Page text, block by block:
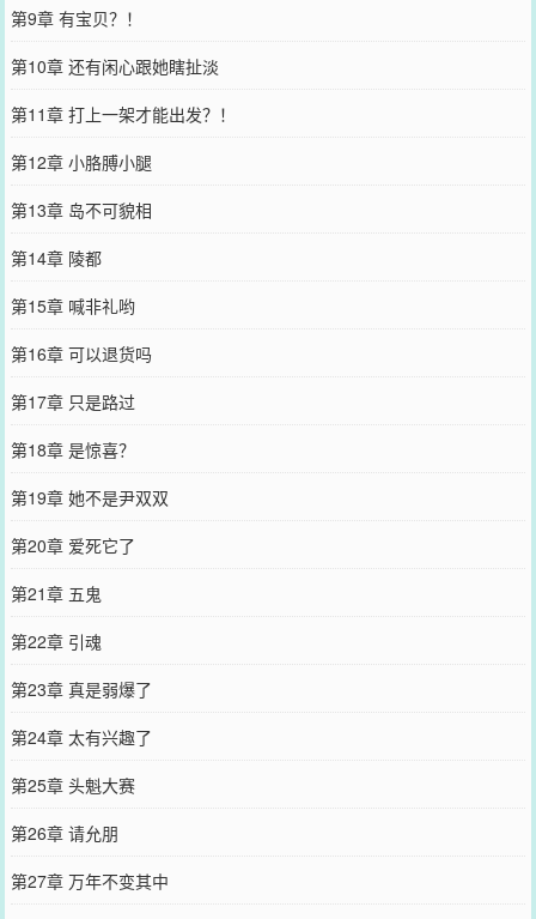
第9章 有宝贝？！
第10章 还有闲心跟她瞎扯淡
第11章 打上一架才能出发？！
第12章 小胳膊小腿
第13章 岛不可貌相
第14章 陵都
第15章 喊非礼哟
第16章 可以退货吗
第17章 只是路过
第18章 是惊喜？
第19章 她不是尹双双
第20章 爱死它了
第21章 五鬼
第22章 引魂
第23章 真是弱爆了
第24章 太有兴趣了
第25章 头魁大赛
第26章 请允朋
第27章 万年不变其中